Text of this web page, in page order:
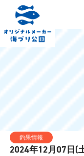
釣果情報
2024年12月07日(